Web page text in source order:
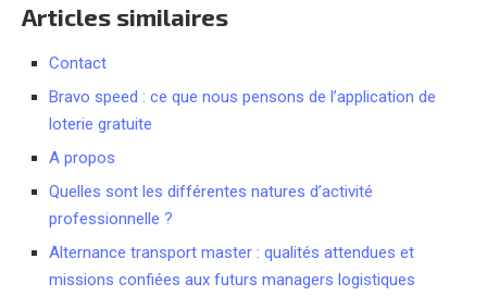
Articles similaires
Contact
Bravo speed : ce que nous pensons de l’application de
loterie gratuite
A propos
Quelles sont les différentes natures d’activité
professionnelle ?
Alternance transport master : qualités attendues et
missions confiées aux futurs managers logistiques